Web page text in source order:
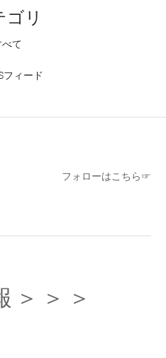
ゴリ
べて
フィード
フォローはこちら☞
＞＞＞